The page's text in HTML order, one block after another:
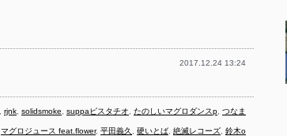
2017.12.24 13:24
rjnk solidsmoke suppaピスタチオ たのしいマグロダンスp つなま
マグロジュース feat.flower, 平田義久 硬いとば 絶滅レコーズ 鈴木o